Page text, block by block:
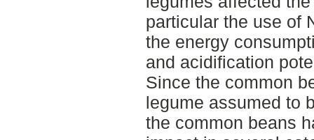
particular the use of
the energy
and acidification
Since the common
legume assumed to
the common beans